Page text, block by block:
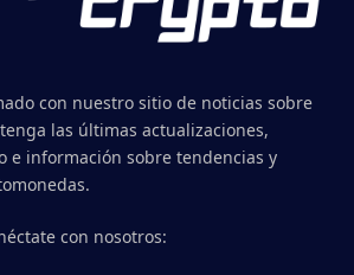
con nuestro sitio de noticias sobre
las últimas actualizaciones,
e información sobre tendencias y
con nosotros: